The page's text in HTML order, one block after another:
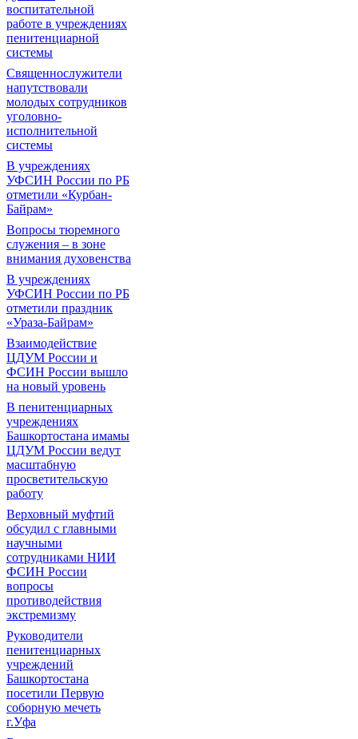
воспитательной
работе в учреждениях
пенитенциарной
системы
Священнослужители
напутствовали
молодых сотрудников
уголовно-
исполнительной
системы
В учреждениях
УФСИН России по РБ
отметили «Курбан-
Байрам»
Вопросы тюремного
служения – в зоне
внимания духовенства
В учреждениях
УФСИН России по РБ
отметили праздник
«Ураза-Байрам»
Взаимодействие
ЦДУМ России и
ФСИН России вышло
на новый уровень
В пенитенциарных
учреждениях
Башкортостана имамы
ЦДУМ России ведут
масштабную
просветительскую
работу
Верховный муфтий
обсудил с главными
научными
сотрудниками НИИ
ФСИН России
вопросы
противодействия
экстремизму
Руководители
пенитенциарных
учреждений
Башкортостана
посетили Первую
соборную мечеть
г.Уфа